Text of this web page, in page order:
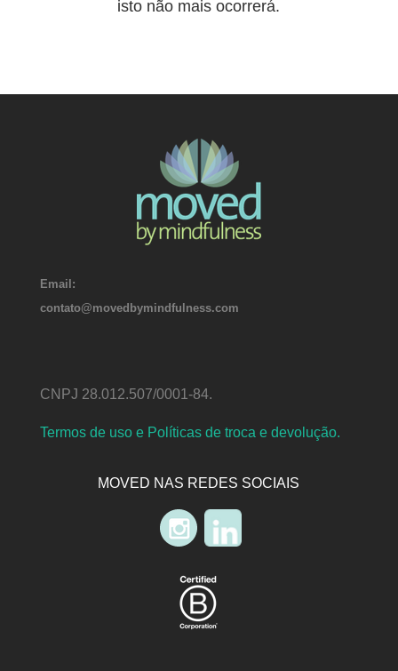
isto não mais ocorrerá.
Email:
contato@movedbymindfulness.com
CNPJ 28.012.507/0001-84.
Termos de uso e Políticas de troca e devolução.
MOVED NAS REDES SOCIAIS